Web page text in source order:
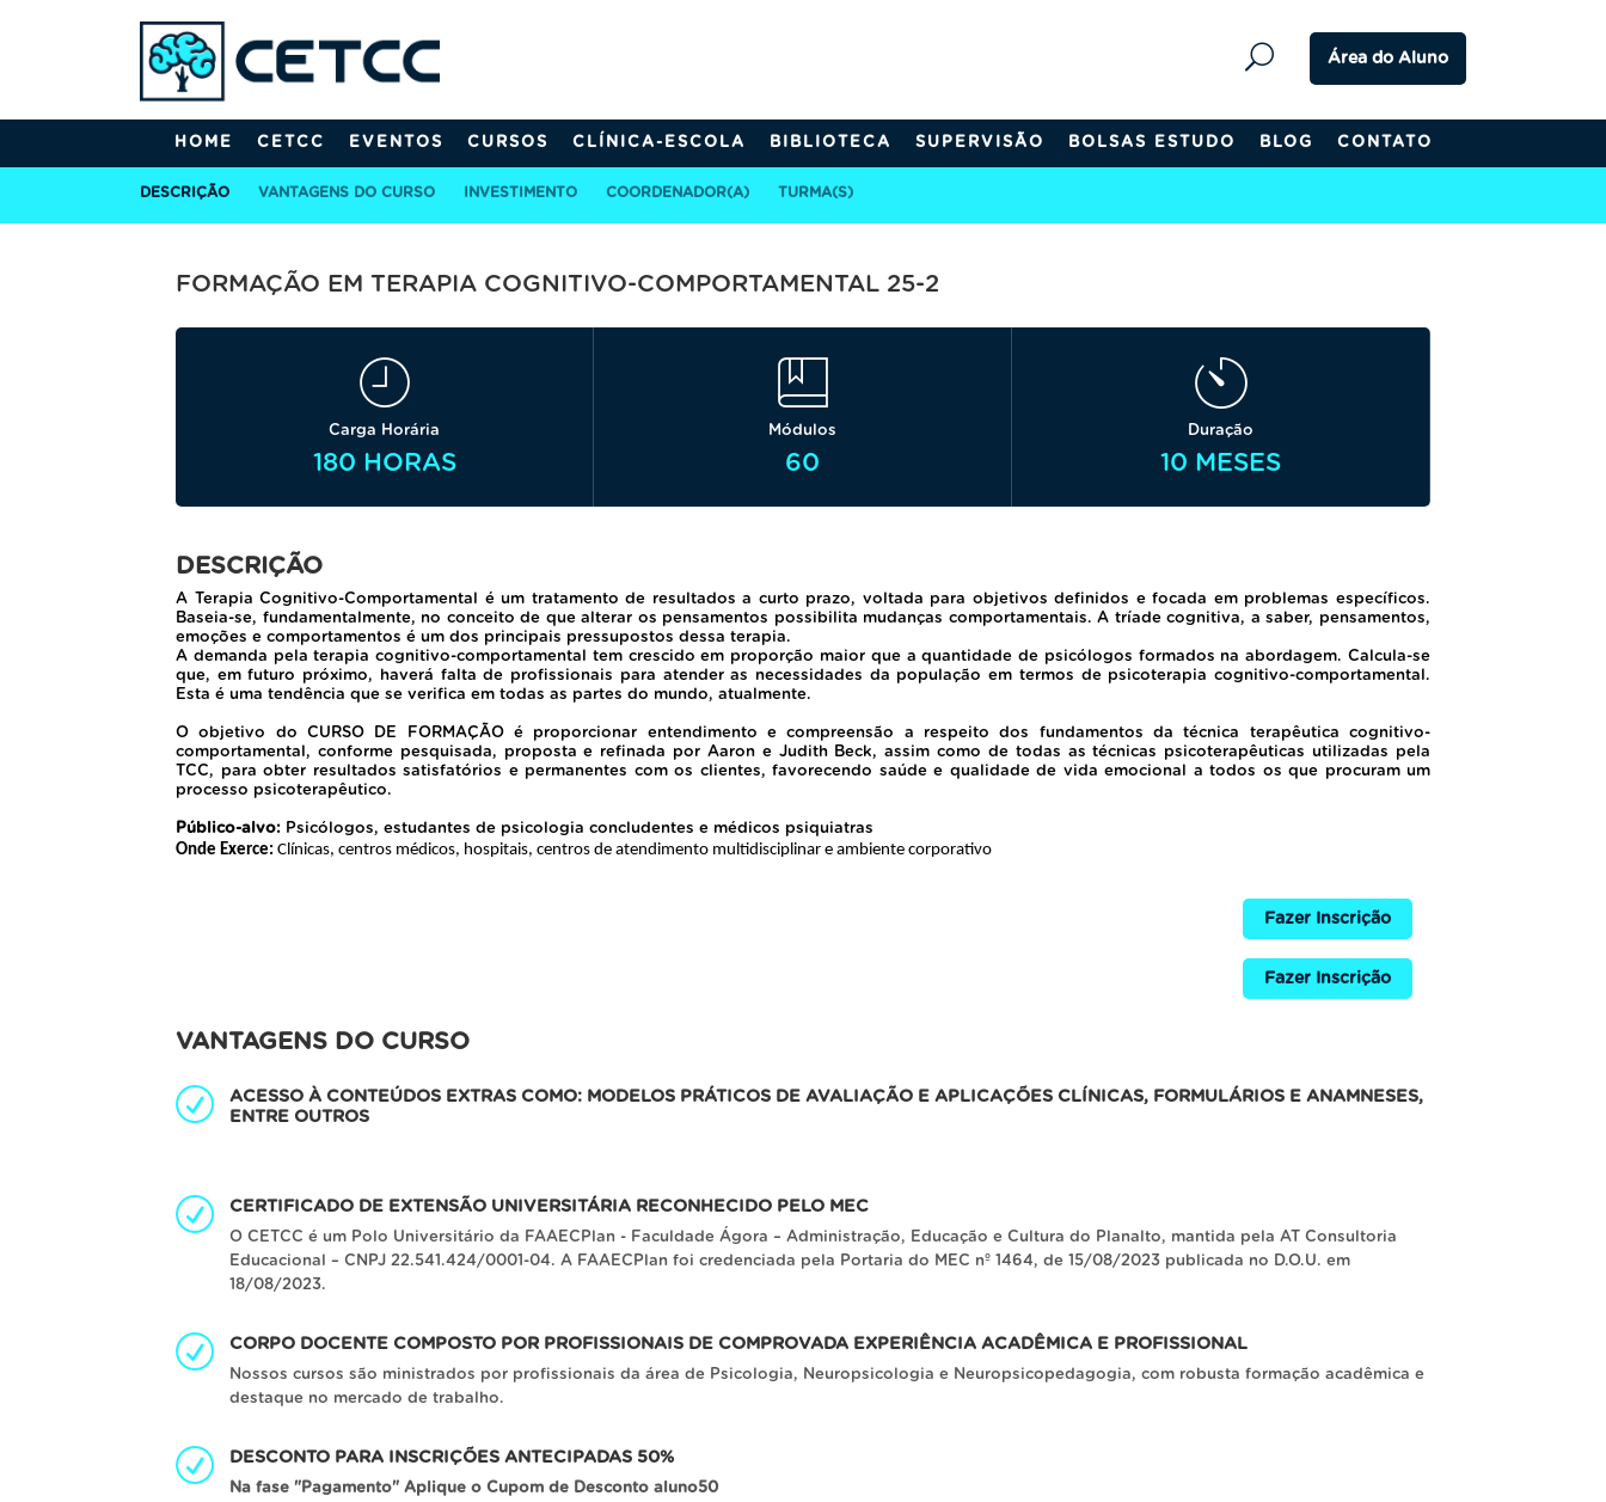
DESCRIÇÃO VANTAGENS DO CURSO INVESTIMENTO COORDENADOR(A) TURMA(S)
FORMAÇÃO EM TERAPIA COGNITIVO-COMPORTAMENTAL 25-2
Carga Horária
180 HORAS
Módulos
60
Duração
10 MESES
DESCRIÇÃO
A Terapia Cognitivo-Comportamental é um tratamento de resultados a curto prazo, voltada para objetivos definidos e focada em problemas específicos.
Baseia-se, fundamentalmente, no conceito de que alterar os pensamentos possibilita mudanças comportamentais. A tríade cognitiva, a saber, pensamentos,
emoções e comportamentos é um dos principais pressupostos dessa terapia.
A demanda pela terapia cognitivo-comportamental tem crescido em proporção maior que a quantidade de psicólogos formados na abordagem. Calcula-se
que, em futuro próximo, haverá falta de profissionais para atender as necessidades da população em termos de psicoterapia cognitivo-comportamental.
Esta é uma tendência que se verifica em todas as partes do mundo, atualmente.
O objetivo do CURSO DE FORMAÇÃO é proporcionar entendimento e compreensão a respeito dos fundamentos da técnica terapêutica cognitivo-
comportamental, conforme pesquisada, proposta e refinada por Aaron e Judith Beck, assim como de todas as técnicas psicoterapêuticas utilizadas pela
TCC, para obter resultados satisfatórios e permanentes com os clientes, favorecendo saúde e qualidade de vida emocional a todos os que procuram um
processo psicoterapêutico.
Público-alvo: Psicólogos, estudantes de psicologia concludentes e médicos psiquiatras
Onde Exerce: Clínicas, centros médicos, hospitais, centros de atendimento multidisciplinar e ambiente corporativo
Fazer Inscrição
Fazer Inscrição
VANTAGENS DO CURSO
ACESSO À CONTEÚDOS EXTRAS COMO: MODELOS PRÁTICOS DE AVALIAÇÃO E APLICAÇÕES CLÍNICAS, FORMULÁRIOS E ANAMNESES,
ENTRE OUTROS
CERTIFICADO DE EXTENSÃO UNIVERSITÁRIA RECONHECIDO PELO MEC
O CETCC é um Polo Universitário da FAAECPlan - Faculdade Ágora – Administração, Educação e Cultura do Planalto, mantida pela AT Consultoria
Educacional – CNPJ 22.541.424/0001-04. A FAAECPlan foi credenciada pela Portaria do MEC nº 1464, de 15/08/2023 publicada no D.O.U. em
18/08/2023.
CORPO DOCENTE COMPOSTO POR PROFISSIONAIS DE COMPROVADA EXPERIÊNCIA ACADÊMICA E PROFISSIONAL
Nossos cursos são ministrados por profissionais da área de Psicologia, Neuropsicologia e Neuropsicopedagogia, com robusta formação acadêmica e
destaque no mercado de trabalho.
DESCONTO PARA INSCRIÇÕES ANTECIPADAS 50%
Na fase "Pagamento" Aplique o Cupom de Desconto aluno50
Área do Aluno
HOME CETCC EVENTOS CURSOS CLÍNICA-ESCOLA BIBLIOTECA SUPERVISÃO BOLSAS ESTUDO BLOG CONTATO